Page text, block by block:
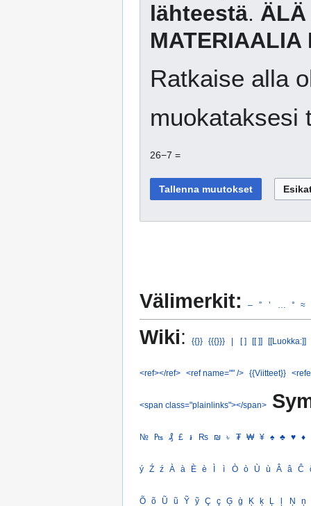
lähteestä. ÄLÄ
MATERIAALIA
Ratkaise alla
muokataksesi
26−7 =
Välimerkit: – ” ’ ° ≈
Wiki: {{}} {{{}}} | [ ] [[ ]] [[Luokka:]]
<ref></ref> <ref name="" /> {{Viitteet}}
<span class="plainlinks"></span>
№ ₧ ₰ £ ៛ ₨ ₪ ৳ ₮ ₩ ¥ ♠ ♣ ♥ ♦
ý Ź ź À à È è Ì ì Ò ò Ù ù Â â Ĉ
Õ õ Ũ ũ Ỹ ỹ Ç ç Ģ ģ Ķ ķ Ļ ļ Ņ ņ